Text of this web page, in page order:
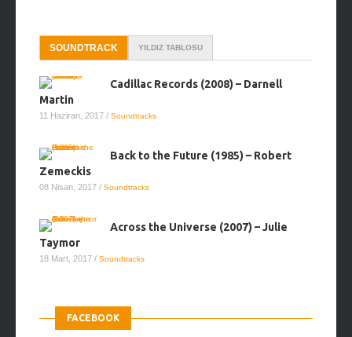
SOUNDTRACK YILDIZ TABLOSU
Cadillac Records (2008) – Darnell
Martin
11 Haziran, 2017 / Soundtracks
Back to the Future (1985) – Robert
Zemeckis
08 Nisan, 2017 / Soundtracks
Across the Universe (2007) – Julie
Taymor
18 Mart, 2017 / Soundtracks
FACEBOOK